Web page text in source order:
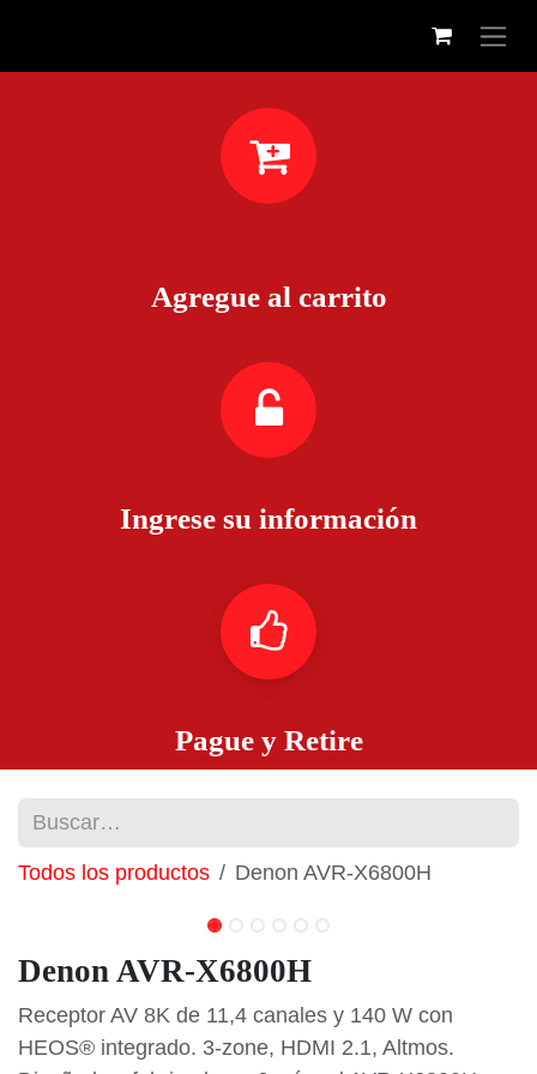
Agregue al carrito
Ingrese su información
Pague y Retire
Todos los productos Denon AVR-X6800H
Denon AVR-X6800H
Receptor AV 8K de 11,4 canales y 140 W con HEOS®
integrado. 3-zone, HDMI 2.1, Altmos.